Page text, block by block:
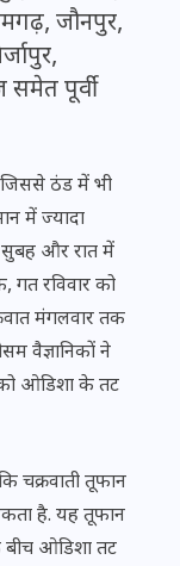
जौनपुर,
समेत पूर्वी
जिससे ठंड में भी
में ज्यादा
सुबह और रात में
गत रविवार को
मंगलवार तक
वैज्ञानिकों ने
ओडिशा के तट
चक्रवाती तूफान
है. यह तूफान
ओडिशा तट